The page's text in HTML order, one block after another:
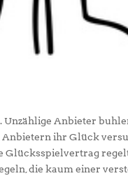
Anbieter
ihr Glück
Glücksspielvertrag
die kaum einer